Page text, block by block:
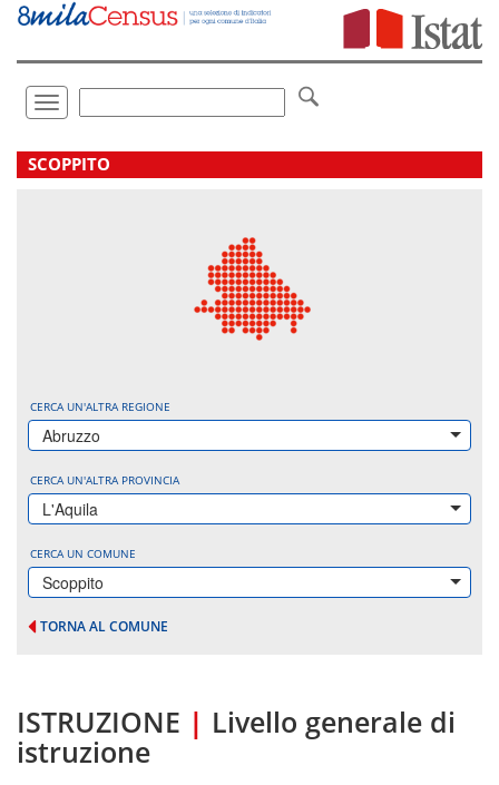
Vai
direttamente
Toggle
navigation
.
SCOPPITO
CERCA UN'ALTRA REGIONE
Abruzzo
CERCA UN'ALTRA PROVINCIA
L'Aquila
CERCA UN COMUNE
Scoppito
TORNA AL COMUNE
ISTRUZIONE | Livello generale di
istruzione